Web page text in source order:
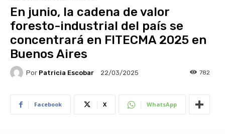
En junio, la cadena de valor
foresto-industrial del país se
concentrará en FITECMA 2025 en
Buenos Aires
Por Patricia Escobar 22/03/2025 782
Facebook X WhatsApp